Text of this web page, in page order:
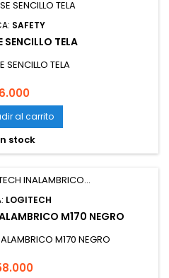
SAFETY
SENCILLO TELA
SENCILLO TELA
al carrito
stock
LOGITECH
M170 NEGRO
M170 NEGRO